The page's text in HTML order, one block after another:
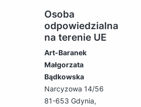
Osoba
odpowiedzialna
na terenie UE
Art-Baranek
Małgorzata
Bądkowska
Narcyzowa 14/56
81-653 Gdynia,